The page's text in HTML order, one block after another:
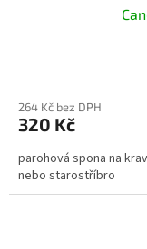
264 Kč bez DPH
320 Kč
parohová spona na
nebo starostříbro